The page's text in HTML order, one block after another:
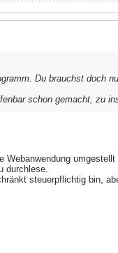
Du brauchst doch
schon gemacht, zu
durchlese.
steuerpflichtig bin,